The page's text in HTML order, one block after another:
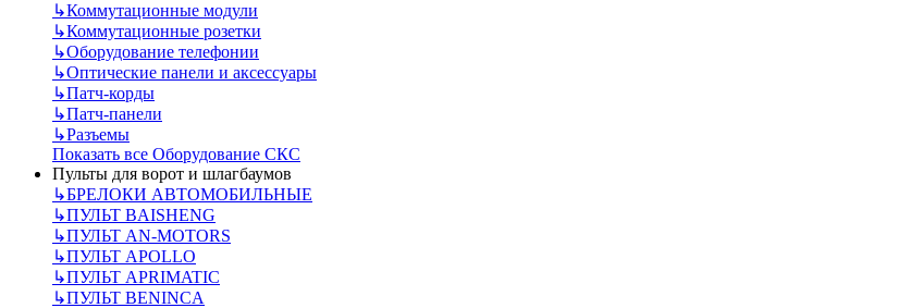
↳Коммутационные модули
↳Коммутационные розетки
↳Оборудование телефонии
↳Оптические панели и аксессуары
↳Патч-корды
↳Патч-панели
↳Разъемы
Показать все Оборудование СКС
Пульты для ворот и шлагбаумов
↳БРЕЛОКИ АВТОМОБИЛЬНЫЕ
↳ПУЛЬТ BAISHENG
↳ПУЛЬТ AN-MOTORS
↳ПУЛЬТ APOLLO
↳ПУЛЬТ APRIMATIC
↳ПУЛЬТ BENINCA